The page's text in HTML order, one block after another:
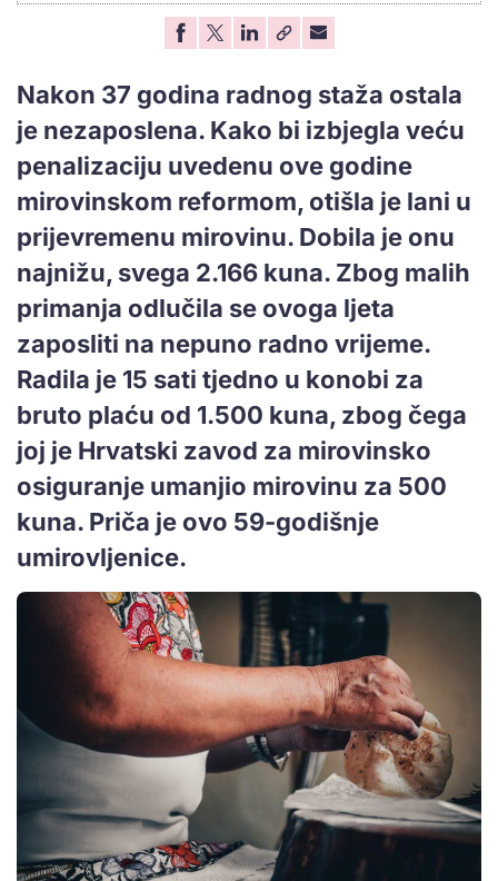
Nakon 37 godina radnog staža ostala
je nezaposlena. Kako bi izbjegla veću
penalizaciju uvedenu ove godine
mirovinskom reformom, otišla je lani u
prijevremenu mirovinu. Dobila je onu
najnižu, svega 2.166 kuna. Zbog malih
primanja odlučila se ovoga ljeta
zaposliti na nepuno radno vrijeme.
Radila je 15 sati tjedno u konobi za
bruto plaću od 1.500 kuna, zbog čega
joj je Hrvatski zavod za mirovinsko
osiguranje umanjio mirovinu za 500
kuna. Priča je ovo 59-godišnje
umirovljenice.